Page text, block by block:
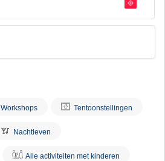
Workshops Tentoonstellingen
Nachtleven
Alle activiteiten met kinderen